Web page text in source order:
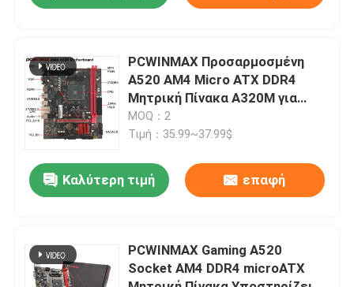
Ποιοτικός έλεγχος
Μας ελάτε σε επαφή με
Ζητήστε ένα απόσπασμα
Κάρτα γραφικών Mining
PCWINMAX Προσαρμοσμένη
A520 AM4 Micro ATX DDR4
Μητρική Πίνακα A320M για
επιφάνεια εργασίας
MOQ：2
Τιμή：35.99~37.99$
Καλύτερη τιμή επαφή
PCWINMAX Gaming A520
Socket AM4 DDR4 microATX